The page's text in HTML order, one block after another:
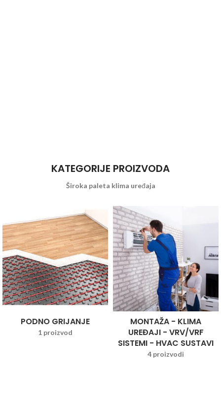
KATEGORIJE PROIZVODA
Široka paleta klima uređaja
PODNO GRIJANJE
1 proizvod
MONTAŽA - KLIMA
UREĐAJI - VRV/VRF
SISTEMI - HVAC SUSTAVI
4 proizvodi